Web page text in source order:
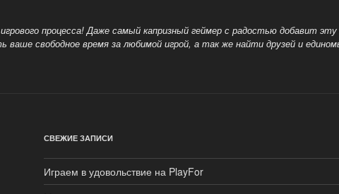
процесса! Даже самый капризный геймер с радостью добавит эту
ваше свободное времяза любимой игрой, а так же найти друзей и
СВЕЖИЕ ЗАПИСИ
Играем в удовольствие на PlayFor